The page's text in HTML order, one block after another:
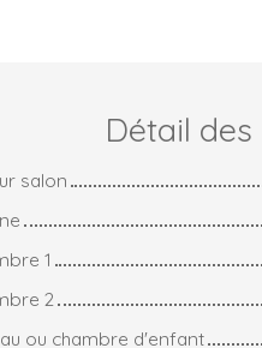
Détail des
salon
1
2
ou chambre d'enfant